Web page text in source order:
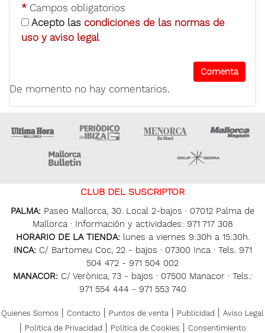
* Campos obligatorios
Acepto las condiciones de las normas de
uso y aviso legal
De momento no hay comentarios.
Ultima Hora Ultima hora Ibiza Menorca • Es Diari
CLUB DEL SUSCRIPTOR
PALMA: Paseo Mallorca, 30. Local 2-bajos · 07012 Palma de
Mallorca · Información y actividades: 971 717 308
HORARIO DE LA TIENDA: lunes a viernes 9:30h a 15:30h.
INCA: C/ Bartomeu Coc, 22 - bajos · 07300 Inca · Tels. 971
504 472 - 971 504 002
MANACOR: C/ Verònica, 73 - bajos · 07500 Manacor · Tels.:
971 554 444 - 971 553 740
Quienes Somos Contacto Puntos de venta Publicidad Aviso Legal
Política de Privacidad Política de Cookies Consentimiento